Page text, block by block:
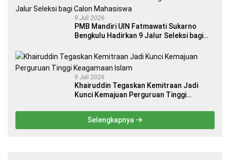
9 Juli 2026
PMB Mandiri UIN Fatmawati Sukarno
Bengkulu Hadirkan 9 Jalur Seleksi bagi
9 Juli 2026
Khairuddin Tegaskan Kemitraan Jadi
Kunci Kemajuan Perguruan Tinggi
Selengkapnya